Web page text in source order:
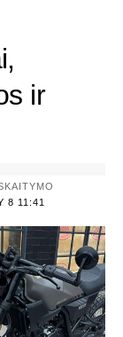
ir
8 11:41